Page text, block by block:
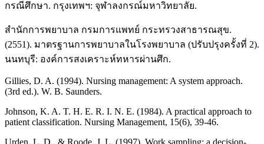
กรณีศึกษา. กรุงเทพฯ: จุฬาลงกรณ์มหาวิทยาลัย.
สำนักการพยาบาล กรมการแพทย์ กระทรวงสาธารณสุข.
(2551). มาตรฐานการพยาบาลในโรงพยาบาล (ปรับปรุงครั้งที่ 2).
นนทบุรี: องค์การสงเคราะห์ทหารผ่านศึก.
Gillies, D. A. (1994). Nursing management: A system approach.
(3rd ed.). W. B. Saunders.
Johnson, K. A. T. H. E. R. I. N. E. (1984). A practical approach to
patient classification. Nursing Management, 15(6), 39-46.